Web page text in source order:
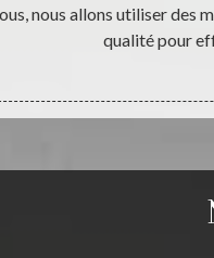
nous allons utiliser des
qualité pour